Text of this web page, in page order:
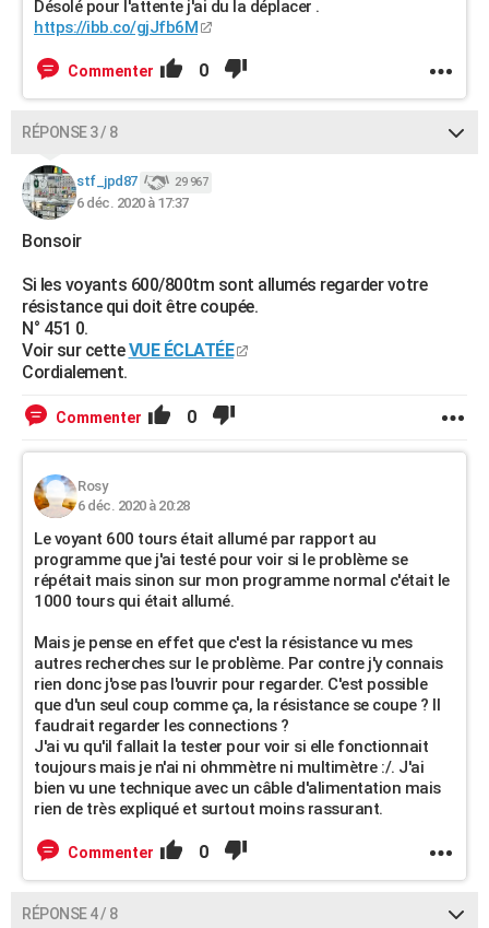
Désolé pour l'attente j'ai du la déplacer .
https://ibb.co/gjJfb6M
Commenter 0
RÉPONSE 3 / 8
stf_jpd87 29 967
6 déc. 2020 à 17:37
Bonsoir
Si les voyants 600/800tm sont allumés regarder votre
résistance qui doit être coupée.
N° 451 0.
Voir sur cetteVUE ÉCLATÉE
Cordialement.
Commenter 0
Rosy
6 déc. 2020 à 20:28
Le voyant 600 tours était allumé par rapport au
programme que j'ai testé pour voir si le problème se
répétait mais sinon sur mon programme normal c'était le
1000 tours qui était allumé.
Mais je pense en effet que c'est la résistance vu mes
autres recherches sur le problème. Par contre j'y connais
rien donc j'ose pas l'ouvrir pour regarder. C'est possible
que d'un seul coup comme ça, la résistance se coupe ? Il
faudrait regarder les connections ?
J'ai vu qu'il fallait la tester pour voir si elle fonctionnait
toujours mais je n'ai ni ohmmètre ni multimètre :/. J'ai
bien vu une technique avec un câble d'alimentation mais
rien de très expliqué et surtout moins rassurant.
Commenter 0
RÉPONSE 4 / 8